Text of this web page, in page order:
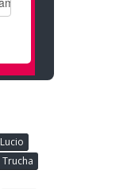
Lucio
Trucha